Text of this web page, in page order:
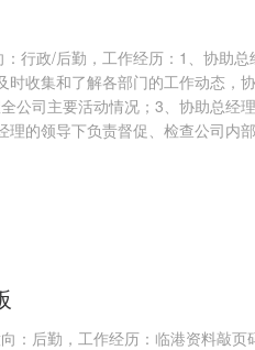
行政/后勤，工作经历：1、协助总
时收集和了解各部门的工作动态，
公司主要活动情况；3、协助总经
理的领导下负责督促、检查公司内
：后勤，工作经历：临港资料敲页